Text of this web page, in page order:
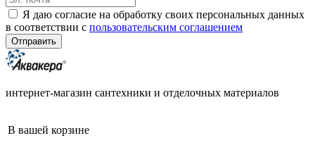
Я даю согласие на обработку своих персональных данных
в соответствии с пользовательским соглашением
интернет-магазин сантехники и отделочных материалов
В вашей корзине